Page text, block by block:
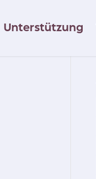
Unterstützung